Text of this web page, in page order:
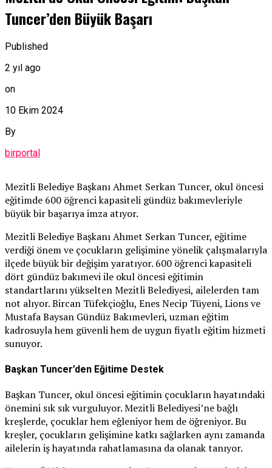
Tuncer’den Büyük Başarı
Published
2 yıl ago
on
10 Ekim 2024
By
birportal
Mezitli Belediye Başkanı Ahmet Serkan Tuncer, okul öncesi
eğitimde 600 öğrenci kapasiteli gündüz bakımevleriyle
büyük bir başarıya imza atıyor.
Mezitli Belediye Başkanı Ahmet Serkan Tuncer, eğitime
verdiği önem ve çocukların gelişimine yönelik çalışmalarıyla
ilçede büyük bir değişim yaratıyor. 600 öğrenci kapasiteli
dört gündüz bakımevi ile okul öncesi eğitimin
standartlarını yükselten Mezitli Belediyesi, ailelerden tam
not alıyor. Bircan Tüfekçioğlu, Enes Necip Tüyeni, Lions ve
Mustafa Baysan Gündüz Bakımevleri, uzman eğitim
kadrosuyla hem güvenli hem de uygun fiyatlı eğitim hizmeti
sunuyor.
Başkan Tuncer’den Eğitime Destek
Başkan Tuncer, okul öncesi eğitimin çocukların hayatındaki
önemini sık sık vurguluyor. Mezitli Belediyesi’ne bağlı
kreşlerde, çocuklar hem eğleniyor hem de öğreniyor. Bu
kreşler, çocukların gelişimine katkı sağlarken aynı zamanda
ailelerin iş hayatında rahatlamasına da olanak tanıyor.